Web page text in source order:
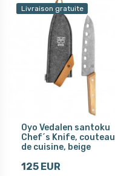
Livraison gratuite
Oyo Vedalen santoku
Chef´s Knife, couteau
de cuisine, beige
125 EUR